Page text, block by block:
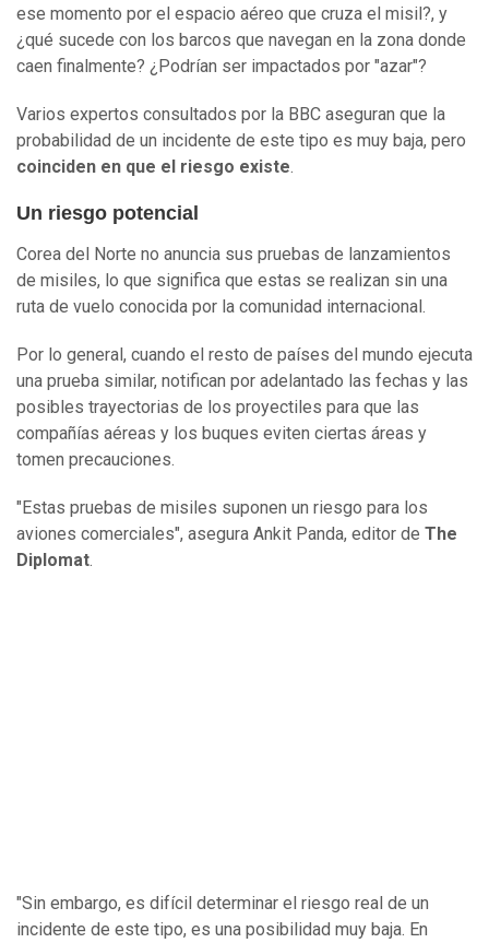
ese momento por el espacio aéreo que cruza el misil?, y
¿qué sucede con los barcos que navegan en la zona donde
caen finalmente? ¿Podrían ser impactados por "azar"?
Varios expertos consultados por la BBC aseguran que la
probabilidad de un incidente de este tipo es muy baja, pero
coinciden en que el riesgo existe.
Un riesgo potencial
Corea del Norte no anuncia sus pruebas de lanzamientos
de misiles, lo que significa que estas se realizan sin una
ruta de vuelo conocida por la comunidad internacional.
Por lo general, cuando el resto de países del mundo ejecuta
una prueba similar, notifican por adelantado las fechas y las
posibles trayectorias de los proyectiles para que las
compañías aéreas y los buques eviten ciertas áreas y
tomen precauciones.
"Estas pruebas de misiles suponen un riesgo para los
aviones comerciales", asegura Ankit Panda, editor de The
Diplomat.
"Sin embargo, es difícil determinar el riesgo real de un
incidente de este tipo, es una posibilidad muy baja. En